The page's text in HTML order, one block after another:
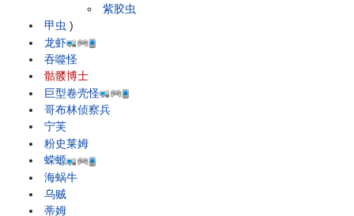
甲虫
紫胶虫
)
龙虾
吞噬怪
骷髅博士
巨型卷壳怪
哥布林侦察兵
宁芙
粉史莱姆
蝾螈
海蜗牛
乌贼
蒂姆